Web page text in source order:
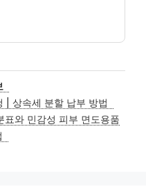
| 상속세 분할 납부 방법
표와 민감성 피부 면도용품